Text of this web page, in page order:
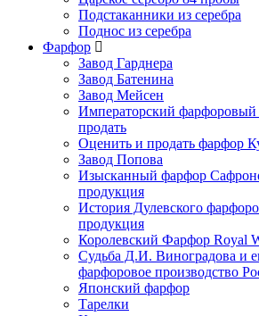
Подстаканники из серебра
Поднос из серебра
Фарфор
Завод Гарднера
Завод Батенина
Завод Мейсен
Императорский фарфоровый
продать
Оценить и продать фарфор
Завод Попова
Изысканный фарфор
продукция
История Дулевского
продукция
Королевский Фарфор Royal
Судьба Д.И. Виноградова и
фарфоровое производство
Японский фарфор
Тарелки